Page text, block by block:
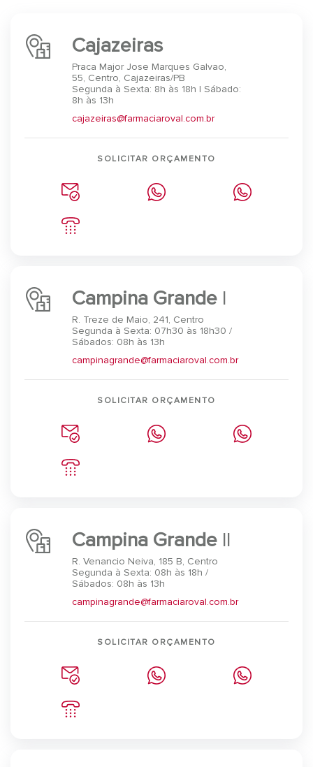
Cajazeiras
Praca Major Jose Marques Galvao,
55, Centro, Cajazeiras/PB
Segunda à Sexta: 8h às 18h | Sábado:
8h às 13h⠀
cajazeiras@farmaciaroval.com.br
SOLICITAR ORÇAMENTO
Campina Grande I
R. Treze de Maio, 241, Centro
Segunda à Sexta: 07h30 às 18h30 /
Sábados: 08h às 13h
campinagrande@farmaciaroval.com.br
SOLICITAR ORÇAMENTO
Campina Grande II
R. Venancio Neiva, 185 B, Centro
Segunda à Sexta: 08h às 18h /
Sábados: 08h às 13h
campinagrande@farmaciaroval.com.br
SOLICITAR ORÇAMENTO